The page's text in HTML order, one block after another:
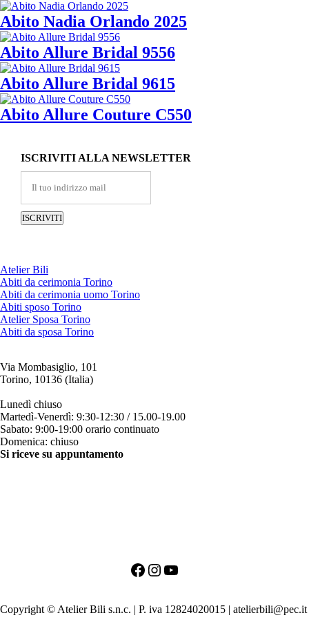
Abito Nadia Orlando 2025
Abito Allure Bridal 9556
Abito Allure Bridal 9615
Abito Allure Couture C550
ISCRIVITI ALLA NEWSLETTER
Atelier Bili
Abiti da cerimonia Torino
Abiti da cerimonia uomo Torino
Abiti sposo Torino
Atelier Sposa Torino
Abiti da sposa Torino
Via Mombasiglio, 101
Torino, 10136 (Italia)
Lunedì chiuso
Martedì-Venerdì: 9:30-12:30 / 15.00-19.00
Sabato: 9:00-19:00 orario continuato
Domenica: chiuso
Si riceve su appuntamento
Facebook
Instagram
YouTube
Copyright © Atelier Bili s.n.c. | P. iva 12824020015 | atelierbili@pec.it